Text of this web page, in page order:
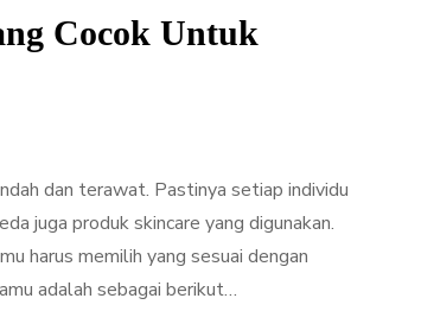
Cocok Untuk
dan terawat. Pastinya setiap individu
juga produk skincare yang digunakan.
harus memilih yang sesuai dengan
adalah sebagai berikut…